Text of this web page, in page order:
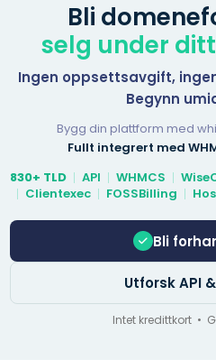
Bli
selg under
Ingen oppsettsavgift,
Begynn
Bygg din plattform med
Fullt integrert med
830+ TLD
API WHMCS
Clientexec
FOSSBilling
Bli
Utforsk API
Intet kredittkort •